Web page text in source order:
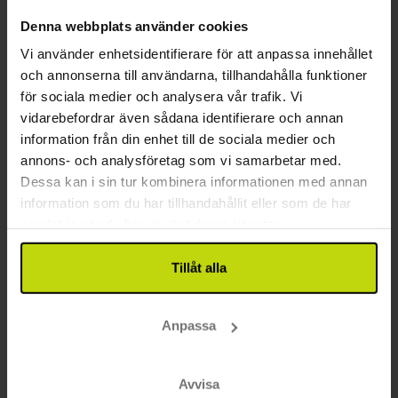
Denna webbplats använder cookies
Vi använder enhetsidentifierare för att anpassa innehållet
och annonserna till användarna, tillhandahålla funktioner
för sociala medier och analysera vår trafik. Vi
vidarebefordrar även sådana identifierare och annan
information från din enhet till de sociala medier och
annons- och analysföretag som vi samarbetar med.
Dessa kan i sin tur kombinera informationen med annan
information som du har tillhandahållit eller som de har
Tillåt alla
Anpassa
Avvisa
övernattningar med frukost
2x 2-rättersmeny
2x Tillgång till inomhuspool
∞ Rabatt på parkeringsavgiften
∞ Rabatt på bastuanvändning
Se allt som ingår
FÅ KVAR
aug pp1999:-
FÅ KVAR
sep pp1999:-
CLASSIC II.
Se mer